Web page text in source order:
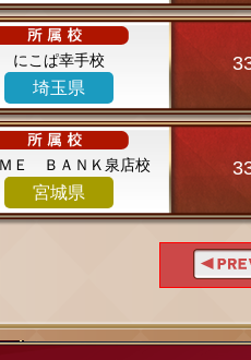
にこぱ幸手校
埼玉県
Ｅ ＢＡＮＫ泉店校
宮城県